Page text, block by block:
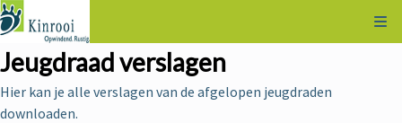
Jeugdraad verslagen
Hier kan je alle verslagen van de afgelopen jeugdraden
downloaden.